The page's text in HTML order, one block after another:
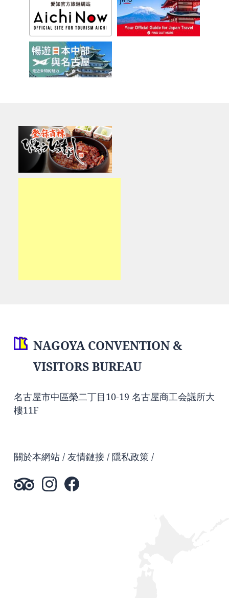
NAGOYA CONVENTION &
VISITORS BUREAU
名古屋市中區榮二丁目10-19 名古屋商工会議所大
樓11F
關於本網站 友情鏈接 隱私政策